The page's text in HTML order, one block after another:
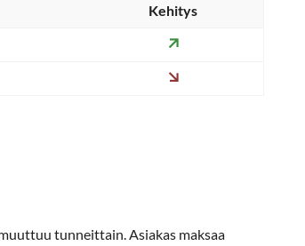
Kehitys
tunneittain. Asiakas maksaa